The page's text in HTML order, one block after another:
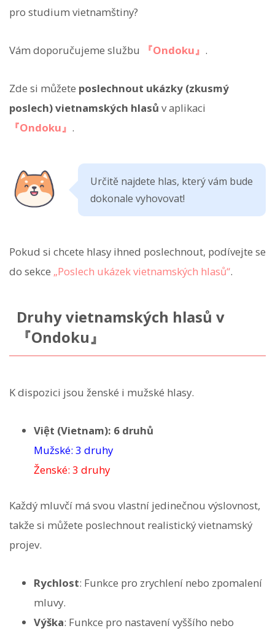
pro studium vietnamštiny?
Vám doporučujeme službu 『Ondoku』 .
Zde si můžete poslechnout ukázky (zkusmý
poslech) vietnamských hlasů v aplikaci
『Ondoku』 .
Určitě najdete hlas, který vám bude
dokonale vyhovovat!
Pokud si chcete hlasy ihned poslechnout, podívejte se
do sekce „Poslech ukázek vietnamských hlasů“.
Druhy vietnamských hlasů v
『Ondoku』
K dispozici jsou ženské i mužské hlasy.
Việt (Vietnam): 6 druhů
Mužské: 3 druhy
Ženské: 3 druhy
Každý mluvčí má svou vlastní jedinečnou výslovnost,
takže si můžete poslechnout realistický vietnamský
projev.
Rychlost: Funkce pro zrychlení nebo zpomalení
mluvy.
Výška: Funkce pro nastavení vyššího nebo